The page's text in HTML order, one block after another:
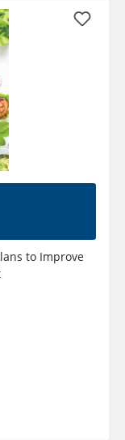
to Improve